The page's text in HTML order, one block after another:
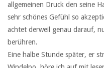
allgemeinen Druck den seine
sehr schönes Gefühl so
achtet derweil genau darauf,
berühren.
Eine halbe Stunde später, er